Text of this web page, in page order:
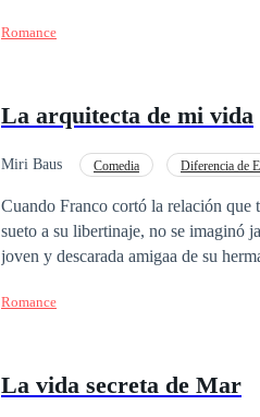
su hija alejado de todo aquello que le
Romance
La arquitecta de mi vida
Miri Baus Comedia Diferencia de
Cuando Franco cortó la relación que
sueto a su libertinaje, no se imaginó
joven y descarada amigaa de su
Romance
La vida secreta de Mar